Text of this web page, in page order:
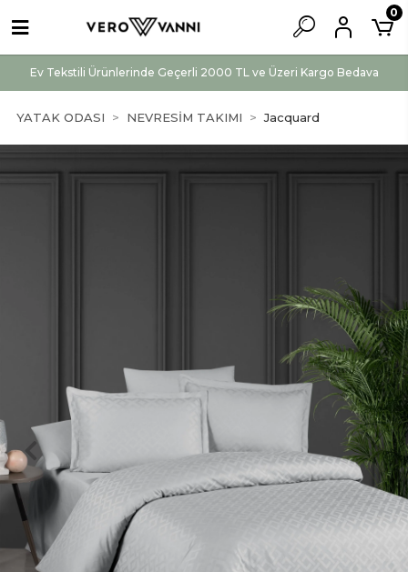
Ev Tekstili Ürünlerinde Geçerli 2000 TL ve Üzeri Kargo Bedava
0
YATAK ODASI NEVRESİM TAKIMI Jacquard